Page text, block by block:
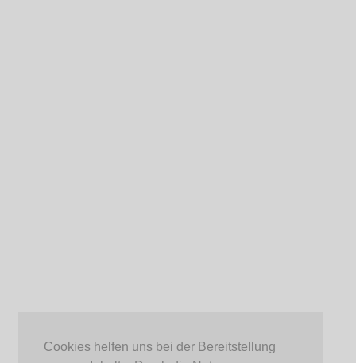
Cookies helfen uns bei der Bereitstellung